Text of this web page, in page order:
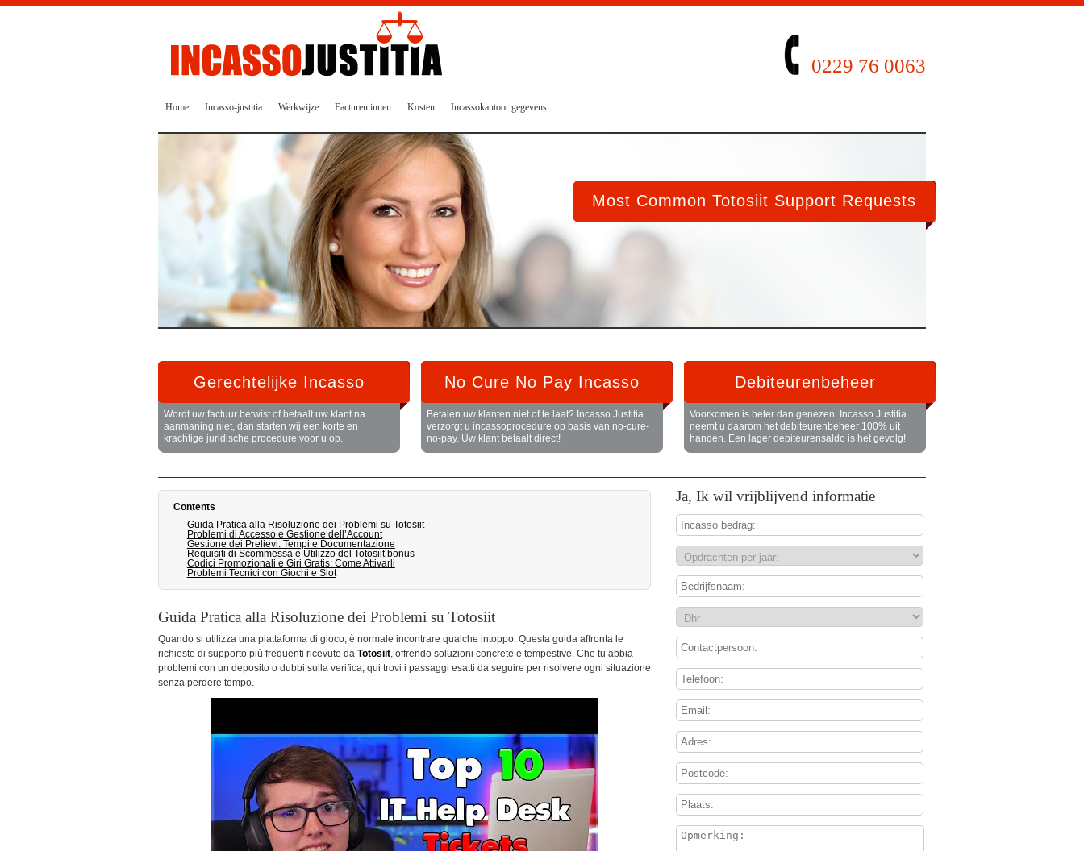
0229 76 0063
Home Incasso-justitia Werkwijze Facturen innen Kosten Incassokantoor gegevens
Most Common Totosiit Support Requests
Gerechtelijke Incasso
Wordt uw factuur betwist of betaalt uw klant na
aanmaning niet, dan starten wij een korte en
krachtige juridische procedure voor u op.
No Cure No Pay Incasso
Betalen uw klanten niet of te laat? Incasso Justitia
verzorgt u incassoprocedure op basis van no-cure-
no-pay. Uw klant betaalt direct!
Debiteurenbeheer
Voorkomen is beter dan genezen. Incasso Justitia
neemt u daarom het debiteurenbeheer 100% uit
handen. Een lager debiteurensaldo is het gevolg!
Contents
Guida Pratica alla Risoluzione dei Problemi su Totosiit
Problemi di Accesso e Gestione dell’Account
Gestione dei Prelievi: Tempi e Documentazione
Requisiti di Scommessa e Utilizzo del Totosiit bonus
Codici Promozionali e Giri Gratis: Come Attivarli
Problemi Tecnici con Giochi e Slot
Guida Pratica alla Risoluzione dei Problemi su Totosiit
Quando si utilizza una piattaforma di gioco, è normale incontrare qualche intoppo. Questa guida affronta le
richieste di supporto più frequenti ricevute da Totosiit, offrendo soluzioni concrete e tempestive. Che tu abbia
problemi con un deposito o dubbi sulla verifica, qui trovi i passaggi esatti da seguire per risolvere ogni situazione
senza perdere tempo.
Ja, Ik wil vrijblijvend informatie